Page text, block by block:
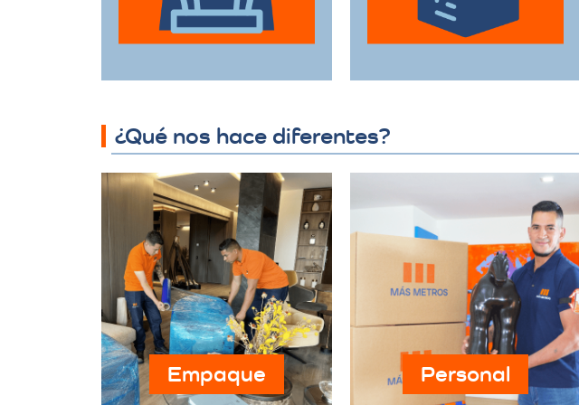
gran tamaño con el
durante el traslado.
¿Qué nos hace diferentes?
Empaque Personal